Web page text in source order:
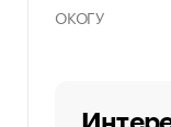
ОКОГУ